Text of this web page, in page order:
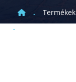
Termékek